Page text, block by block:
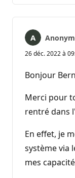
26 déc. 2022 à
Bonjour
Merci pour
rentré dans
En effet, je
système via
mes